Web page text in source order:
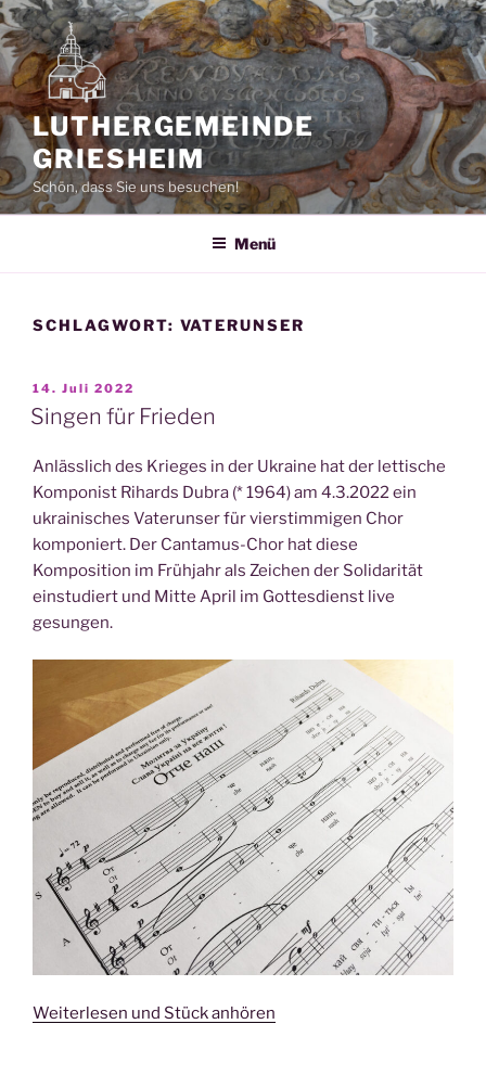
Zum
Inhalt
springen
LUTHERGEMEINDE
GRIESHEIM
Schön, dass Sie uns besuchen!
Menü
SCHLAGWORT: VATERUNSER
VERÖFFENTLICHT
AM
14. Juli 2022
Singen für Frieden
Anlässlich des Krieges in der Ukraine hat der lettische
Komponist Rihards Dubra (* 1964) am 4.3.2022 ein
ukrainisches Vaterunser für vierstimmigen Chor
komponiert. Der Cantamus-Chor hat diese
Komposition im Frühjahr als Zeichen der Solidarität
einstudiert und Mitte April im Gottesdienst live
gesungen.
Weiterlesen und Stück anhören